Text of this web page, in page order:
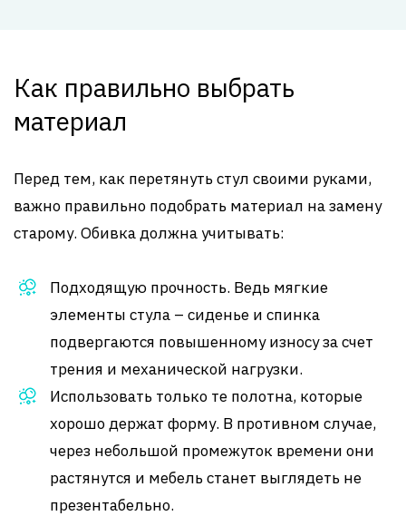
Как правильно выбрать
материал
Перед тем, как перетянуть стул своими руками,
важно правильно подобрать материал на замену
старому. Обивка должна учитывать:
Подходящую прочность. Ведь мягкие
элементы стула – сиденье и спинка
подвергаются повышенному износу за счет
трения и механической нагрузки.
Использовать только те полотна, которые
хорошо держат форму. В противном случае,
через небольшой промежуток времени они
растянутся и мебель станет выглядеть не
презентабельно.